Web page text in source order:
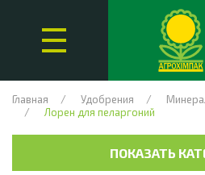
Главная Удобрения
Лорен для пеларгоний
ПОКАЗАТЬ